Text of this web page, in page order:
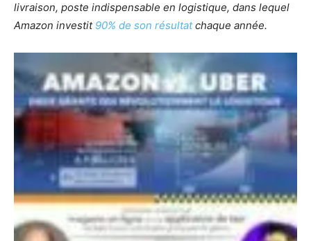
livraison, poste indispensable en logistique, dans lequel
Amazon investit 90% de son résultatchaque année.